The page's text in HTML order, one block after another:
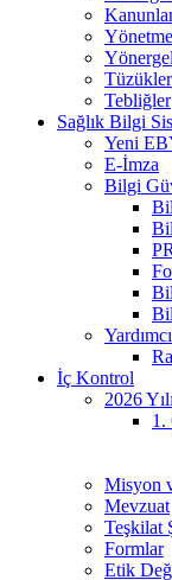
Tüzükler
Tebliğler
Sağlık Bilgi
Yeni
E-İmza
Bilgi
İç Kontrol
2026
1.
Misyon
Mevzuat
Teşkilat
Formlar
Etik